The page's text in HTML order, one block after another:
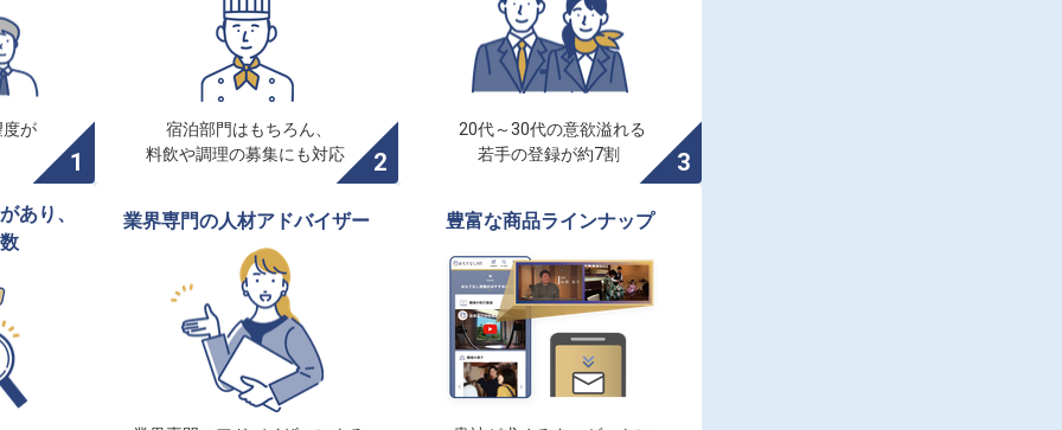
が
宿泊部門はもちろん、
料飲や調理の募集にも対応
20代～30代の意欲溢れる
若手の登録が約7割
あり、
業界専門の人材アドバイザー 豊富な商品ラインナップ